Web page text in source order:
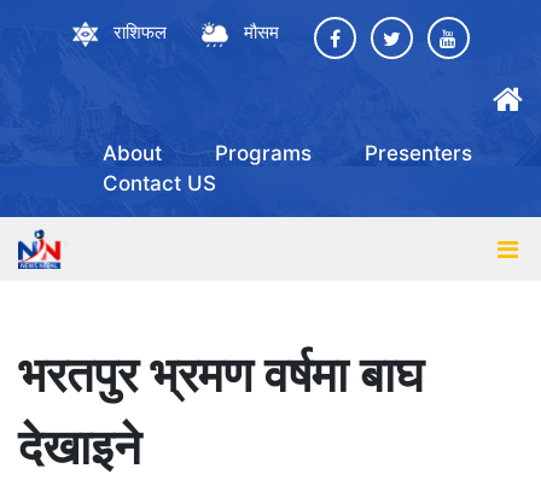
राशिफल मौसम
About Programs
Presenters
Contact US
भरतपुर भ्रमण वर्षमा बाघ
देखाइने